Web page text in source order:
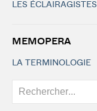
LES ÉCLAIRAGISTES
MEMOPERA
LA TERMINOLOGIE